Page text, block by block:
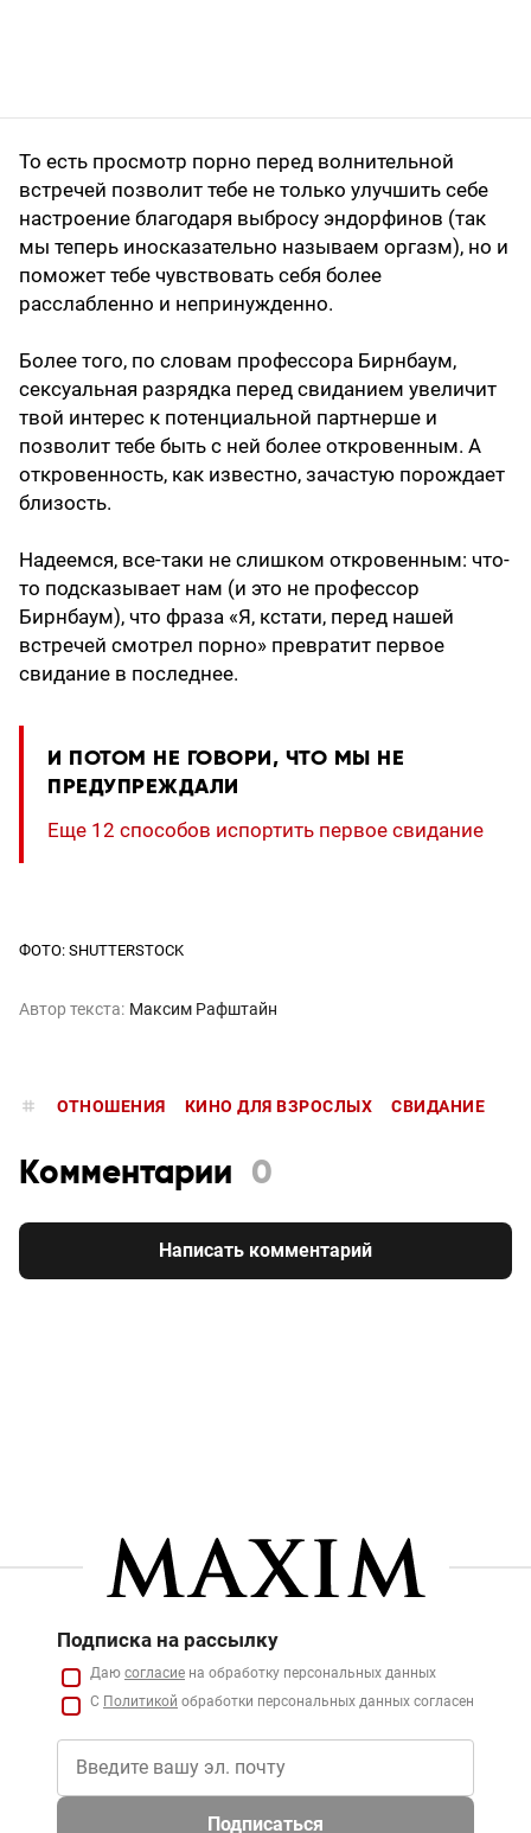
То есть просмотр порно перед волнительной
встречей позволит тебе не только улучшить себе
настроение благодаря выбросу эндорфинов (так
мы теперь иносказательно называем оргазм), но и
поможет тебе чувствовать себя более
расслабленно и непринужденно.
Более того, по словам профессора Бирнбаум,
сексуальная разрядка перед свиданием увеличит
твой интерес к потенциальной партнерше и
позволит тебе быть с ней более откровенным. А
откровенность, как известно, зачастую порождает
близость.
Надеемся, все-таки не слишком откровенным: что-
то подсказывает нам (и это не профессор
Бирнбаум), что фраза «Я, кстати, перед нашей
встречей смотрел порно» превратит первое
свидание в последнее.
И ПОТОМ НЕ ГОВОРИ, ЧТО МЫ НЕ
ПРЕДУПРЕЖДАЛИ
Еще 12 способов испортить первое свидание
ФОТО: SHUTTERSTOCK
Автор текста: Максим Рафштайн
ОТНОШЕНИЯ КИНО ДЛЯ ВЗРОСЛЫХ СВИДАНИЕ
Комментарии 0
Написать комментарий
Подписка на рассылку
Даю согласие на обработку персональных данных
С Политикой обработки персональных данных согласен
Подписаться